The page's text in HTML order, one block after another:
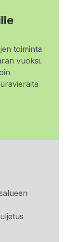
toiminta
vuoksi.